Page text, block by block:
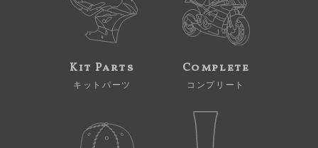
Kit Parts
キットパーツ
Complete
コンプリート